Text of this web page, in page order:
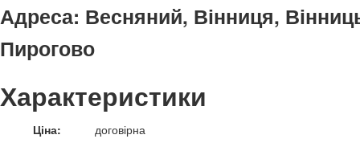
Адреса: Весняний, Вінниця,
Пирогово
Характеристики
Ціна:
договірна